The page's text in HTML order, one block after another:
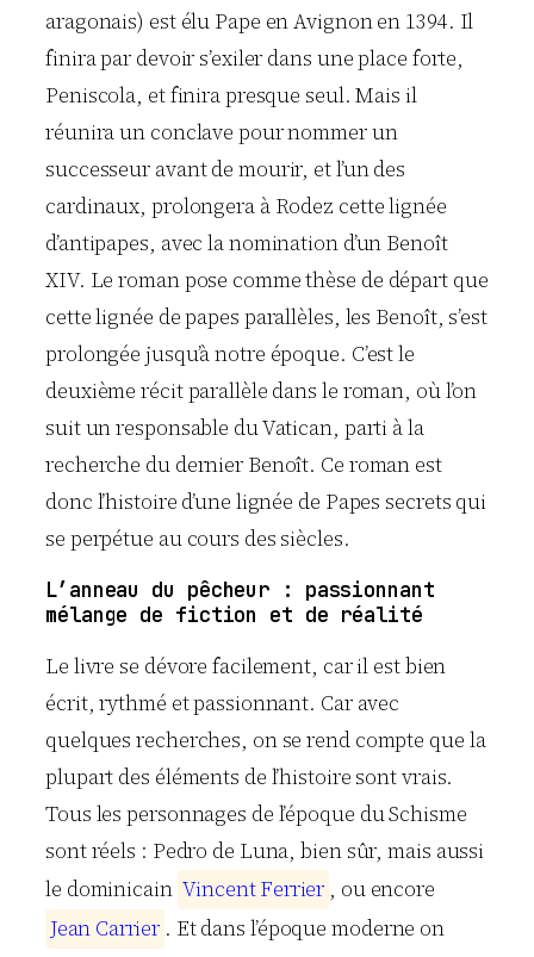
aragonais) est élu Pape en Avignon en 1394. Il
finira par devoir s’exiler dans une place forte,
Peniscola, et finira presque seul. Mais il
réunira un conclave pour nommer un
successeur avant de mourir, et l’un des
cardinaux, prolongera à Rodez cette lignée
d’antipapes, avec la nomination d’un Benoît
XIV. Le roman pose comme thèse de départ que
cette lignée de papes parallèles, les Benoît, s’est
prolongée jusqu’à notre époque. C’est le
deuxième récit parallèle dans le roman, où l’on
suit un responsable du Vatican, parti à la
recherche du dernier Benoît. Ce roman est
donc l’histoire d’une lignée de Papes secrets qui
se perpétue au cours des siècles.
L’anneau du pêcheur : passionnant
mélange de fiction et de réalité
Le livre se dévore facilement, car il est bien
écrit, rythmé et passionnant. Car avec
quelques recherches, on se rend compte que la
plupart des éléments de l’histoire sont vrais.
Tous les personnages de l’époque du Schisme
sont réels : Pedro de Luna, bien sûr, mais aussi
le dominicain VincentFerrier , ou encore
Jean Carrier . Et dans l’époque moderne on